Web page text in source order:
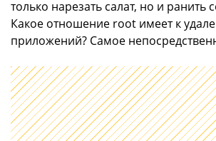
только нарезать салат, но и ранить
Какое отношение root имеет к
приложений? Самое